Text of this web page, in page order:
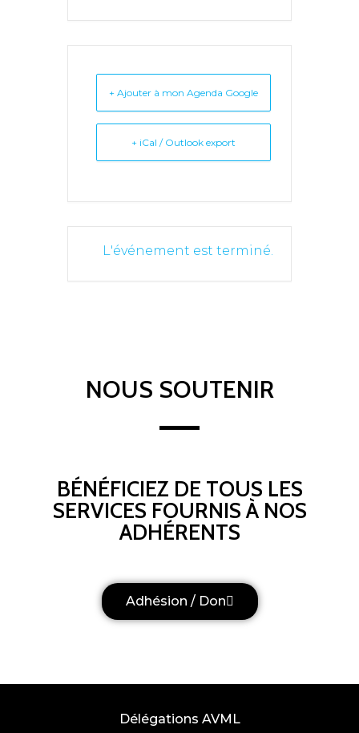
+ Ajouter à mon Agenda Google
+ iCal / Outlook export
L'événement est terminé.
NOUS SOUTENIR
BÉNÉFICIEZ DE TOUS LES
SERVICES FOURNIS À NOS
ADHÉRENTS
Adhésion / Don
Délégations AVML